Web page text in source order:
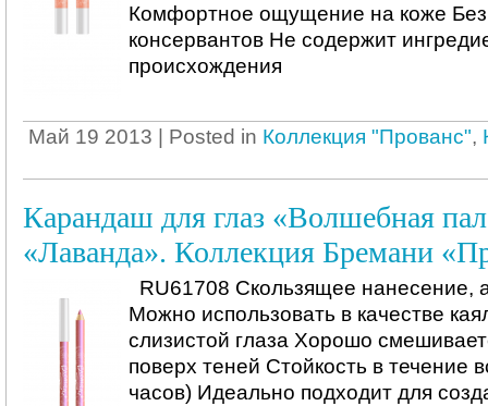
Комфортное ощущение на коже
консервантов Не содержит
происхождения
Май 19 2013 | Posted in Коллекция "Прованс",
Карандаш для глаз «Волшебная
«Лаванда». Коллекция Бремани
RU61708 Скользящее нанесение,
Можно использовать в качестве
слизистой глаза Хорошо
поверх теней Стойкость в течение
часов) Идеально подходит для